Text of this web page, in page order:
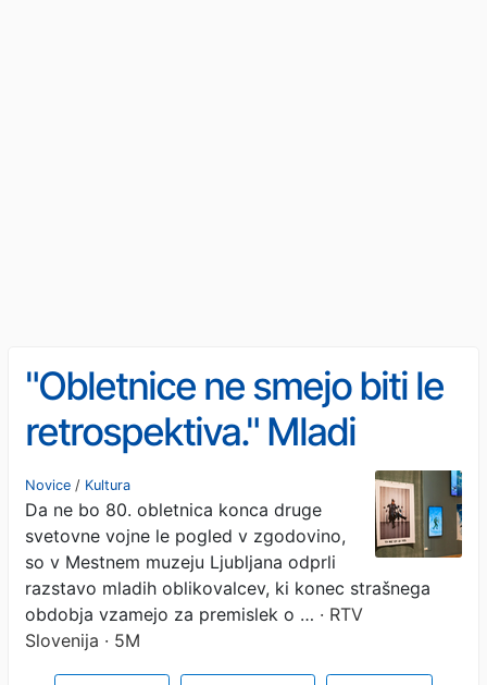
"Obletnice ne smejo biti le
retrospektiva." Mladi
oblikovalci razmišljajo o
vojni, miru in svobodi.
Novice / Kultura
Da ne bo 80. obletnica konca druge
svetovne vojne le pogled v zgodovino,
so v Mestnem muzeju Ljubljana odprli
razstavo mladih oblikovalcev, ki konec strašnega
obdobja vzamejo za premislek o … · RTV
Slovenija · 5M